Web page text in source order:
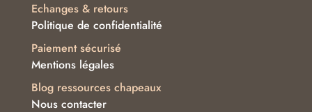
Politique de confidentialité
Mentions légales
Nous contacter
Echanges & retours
Paiement sécurisé
Blog ressources chapeaux